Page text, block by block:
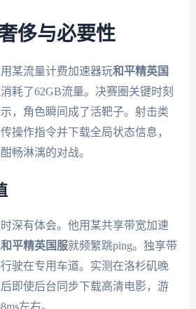
侈与必要性
某流量计费加速器玩和平精英国
耗了62GB流量。决赛圈关键时刻
，角色瞬间成了活靶子。射击类
操作指令并下载全局状态信息，
畅淋漓的对战。
深有体会。他用某共享带宽加速
和平精英国服就频繁跳ping。独享带
驶在专用车道。实测在洛杉矶晚
即使后台同步下载高清电影，游